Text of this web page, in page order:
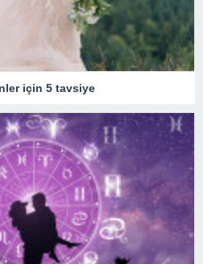
için 5 tavsiye